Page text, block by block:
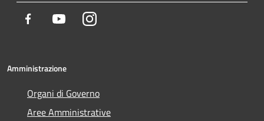
Facebook YoutubeInstagram
Amministrazione
Organi di Governo
Aree Amministrative